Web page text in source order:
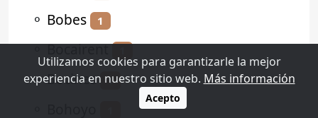
⚬ Bobes 1
⚬Bocairent
⚬Bocines 1
Utilizamos cookies para garantizarle la mejor
experiencia en nuestro sitio web. Más información
Acepto